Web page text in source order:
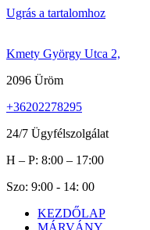
Ugrás a tartalomhoz
Kmety György Utca 2,
2096 Üröm
+36202278295
24/7 Ügyfélszolgálat
H – P: 8:00 – 17:00
Szo: 9:00 - 14: 00
KEZDŐLAP
MÁRVÁNY